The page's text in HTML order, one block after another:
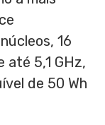
16
5,1 GHz,
de 50 Wh